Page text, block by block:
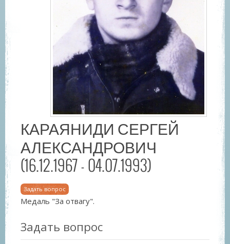
КАРАЯНИДИ СЕРГЕЙ
АЛЕКСАНДРОВИЧ
(16.12.1967 - 04.07.1993)
Задать вопрос
Медаль "За отвагу".
Задать вопрос